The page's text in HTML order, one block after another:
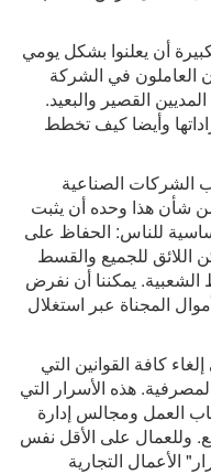
أن يعلنوا بشكل يومي
العاملون في الشركة
في المديين القصير والبعيد.
وأيضا كيف تخطط
الصناعية
شأن هذا وحده أن يثبت
للناس: الحفاظ على
اللائق للجميع والقسط
يمكننا أن نفرض
المجناة عبر استغلال
كافة القوانين التي
هذه الأسرار التي
العمل ومجالس إدارة
وللعمال على الأقل نفس
الأعمال التجارية